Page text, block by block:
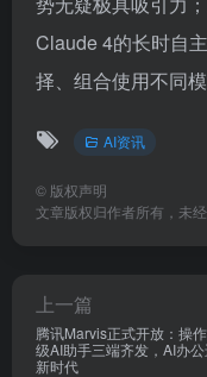
Claude 4的长时自
择、组合使用不同
AI资讯
© 版权声明
文章版权归作者所有，未经
上一篇
腾讯Marvis正式开放：操
级AI助手三端齐发，AI办公
新时代